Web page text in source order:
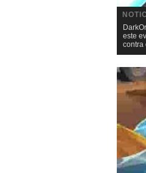
este
contra